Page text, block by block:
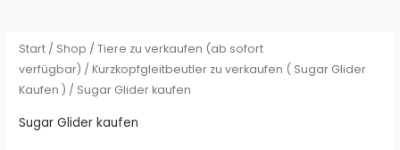
Start / Shop /Tiere zu verkaufen (ab sofort
verfügbar) /Kurzkopfgleitbeutler zu verkaufen ( Sugar Glider
Kaufen ) / Sugar Glider kaufen
Sugar Glider kaufen